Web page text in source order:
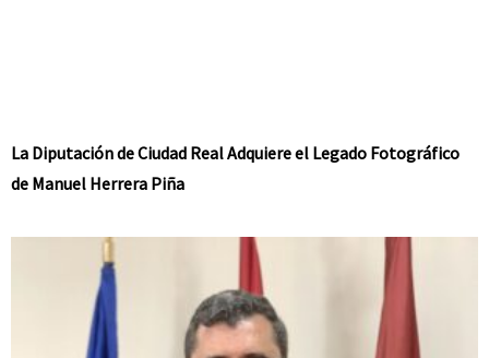
La Diputación de Ciudad Real Adquiere el Legado Fotográfico
de Manuel Herrera Piña